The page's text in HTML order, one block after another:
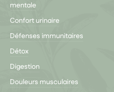
mentale
Confort urinaire
Défenses immunitaires
Détox
Digestion
Douleurs musculaires